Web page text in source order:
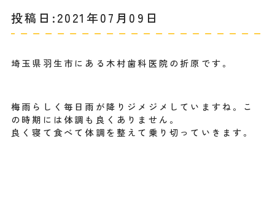
投稿日:2021年07月09日
埼玉県羽生市にある木村歯科医院の折原です。
梅雨らしく毎日雨が降りジメジメしていますね。こ
の時期には体調も良くありません。
良く寝て食べて体調を整えて乗り切っていきます。